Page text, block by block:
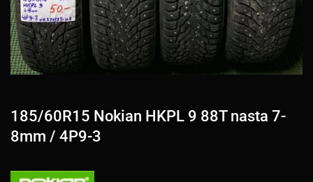
185/60R15 Nokian HKPL 9 88T nasta 7-
8mm / 4P9-3